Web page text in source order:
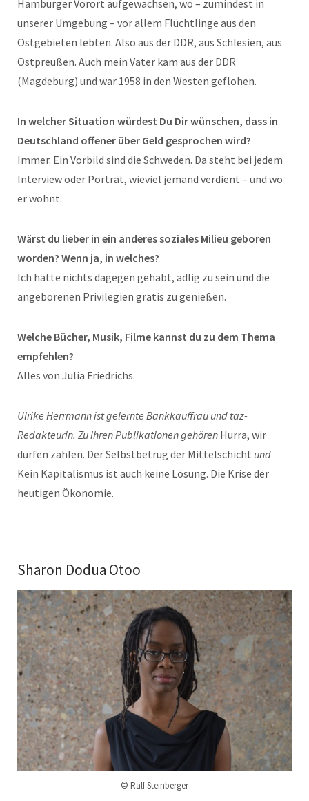
Hamburger Vorort aufgewachsen, wo – zumindest in
unserer Umgebung – vor allem Flüchtlinge aus den
Ostgebieten lebten. Also aus der DDR, aus Schlesien, aus
Ostpreußen. Auch mein Vater kam aus der DDR
(Magdeburg) und war 1958 in den Westen geflohen.
In welcher Situation würdest Du Dir wünschen, dass in
Deutschland offener über Geld gesprochen wird?
Immer. Ein Vorbild sind die Schweden. Da steht bei jedem
Interview oder Porträt, wieviel jemand verdient – und wo
er wohnt.
Wärst du lieber in ein anderes soziales Milieu geboren
worden? Wenn ja, in welches?
Ich hätte nichts dagegen gehabt, adlig zu sein und die
angeborenen Privilegien gratis zu genießen.
Welche Bücher, Musik, Filme kannst du zu dem Thema
empfehlen?
Alles von Julia Friedrichs.
Ulrike Herrmann ist gelernte Bankkauffrau und taz-
Redakteurin. Zu ihren Publikationen gehören Hurra, wir
dürfen zahlen. Der Selbstbetrug der Mittelschicht und
Kein Kapitalismus ist auch keine Lösung. Die Krise der
heutigen Ökonomie.
Sharon Dodua Otoo
© Ralf Steinberger